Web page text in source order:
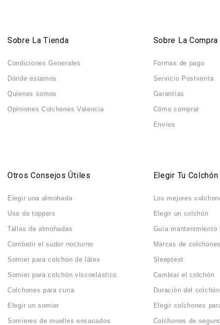
Sobre La Tienda
Condiciones Generales
Dónde estamos
Quienes somos
Opiniones Colchones Valencia
Sobre La Compra
Formas de pago
Servicio Postventa
Garantías
Cómo comprar
Envíos
Otros Consejos Útiles
Elegir una almohada
Uso de toppers
Tallas de almohadas
Combatir el sudor nocturno
Somier para colchón de látex
Somier para colchón viscoelástico
Colchones para cuna
Elegir un somier
Somieres de muelles ensacados
Elegir Tu Colchón
Los mejores
Elegir un colchón
Guía mantenimiento
Marcas de colchones
Sleeptest
Cambiar el colchón
Duración del colchón
Elegir colchones
Colchones de